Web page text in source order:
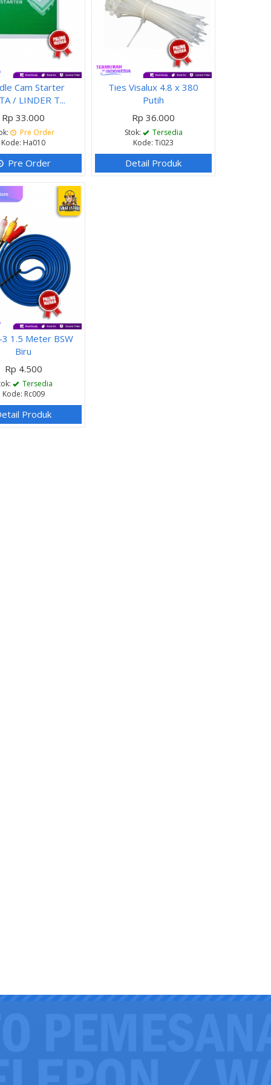
Cam Starter
/ LINDER T...
Rp 33.000
Pre Order
Kode: Ha010
Pre Order
Ties Visalux 4.8 x 380
Putih
Rp 36.000
Stok:
Tersedia
Kode: Ti023
Detail Produk
3 1.5 Meter BSW
Biru
Rp 4.500
Tersedia
Kode: Rc009
Produk